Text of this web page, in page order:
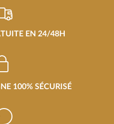
EN 24/48H
100% SÉCURISÉ